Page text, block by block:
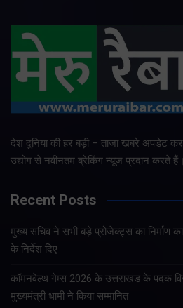
देश दुनिया की हर बड़ी – ताजा खबरे अपडेट
उद्योग से नवीनतम ब्रेकिंग न्यूज प्रदान करते हैं।
Recent Posts
मुख्य सचिव ने सभी बड़े प्रोजेक्ट्स का निर्माण
के निर्देश दिए
कॉमनवेल्थ गेम्स 2026 के उत्तराखंड के पदक
मुख्यमंत्री धामी ने किया सम्मानित